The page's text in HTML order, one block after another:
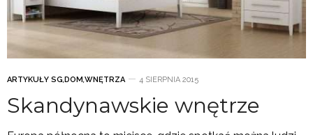
ARTYKUŁY SG,DOM,WNĘTRZA 4 SIERPNIA 2015
Skandynawskie wnętrze